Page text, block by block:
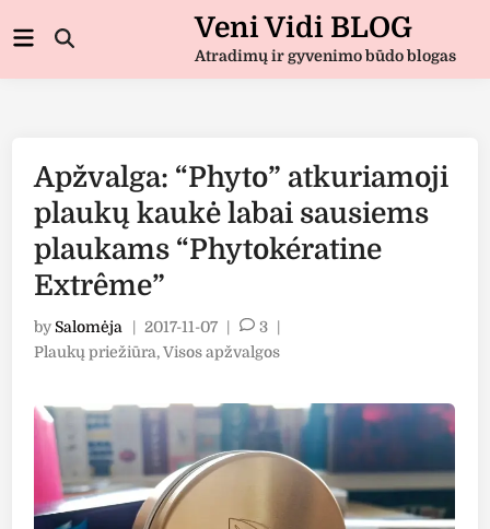
to
Veni Vidi BLOG
Atradimų ir gyvenimo būdo blogas
Open
Main
Apžvalga: “Phyto” atkuriamoji
plaukų kaukė labai sausiems
plaukams “Phytokératine
Extrême”
bySalomėja 2017-11-07 3
Posted
Plaukų priežiūra,Visos apžvalgos